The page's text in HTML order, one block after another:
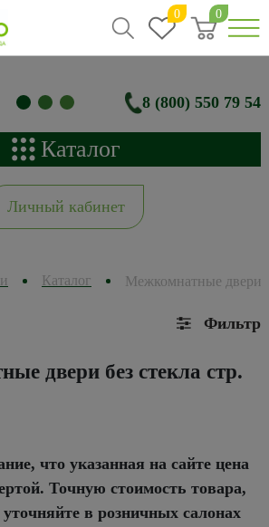
0 0
8 (800) 550 79 54
Каталог
Личный кабинет
Каталог Межкомнатные двери
Фильтр
двери без стекла стр.
что указанная на сайте цена
Точную стоимость товара,
уточняйте в розничных салонах